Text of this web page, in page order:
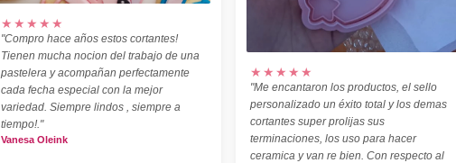
★★★★★
"Compro hace años estos cortantes!
Tienen mucha nocion del trabajo de una
pastelera y acompañan perfectamente
cada fecha especial con la mejor
variedad. Siempre lindos , siempre a
tiempo!."
Vanesa Oleink
★★★★★
"Me encantaron los productos, el sello
personalizado un éxito total y los demas
cortantes super prolijas sus
terminaciones, los uso para hacer
ceramica y van re bien. Con respecto al